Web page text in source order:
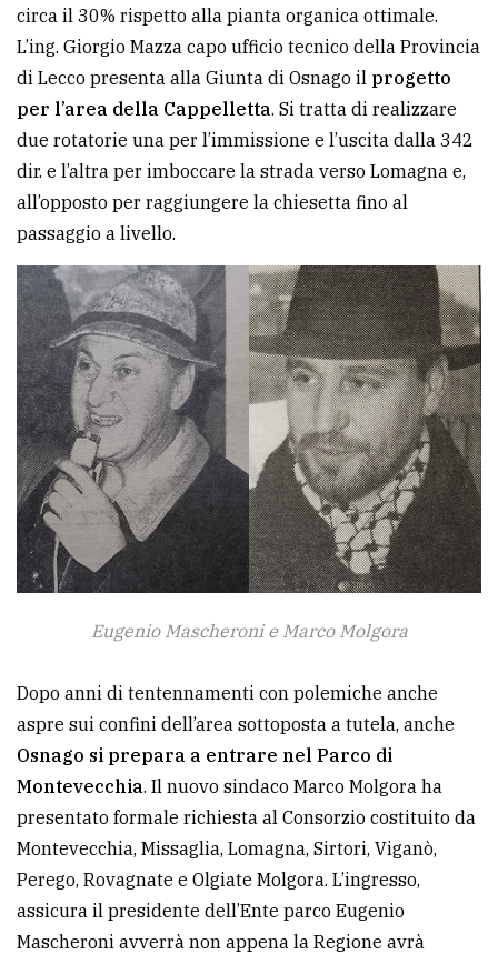
PRIVACY
Privacy
policy
Cookie
policy
circa il 30% rispetto alla pianta organica ottimale.
L’ing. Giorgio Mazza capo ufficio tecnico della Provincia
di Lecco presenta alla Giunta di Osnago il progetto
per l’area della Cappelletta. Si tratta di realizzare
due rotatorie una per l’immissione e l’uscita dalla 342
dir. e l’altra per imboccare la strada verso Lomagna e,
all’opposto per raggiungere la chiesetta fino al
passaggio a livello.
Eugenio Mascheroni e Marco Molgora
Dopo anni di tentennamenti con polemiche anche
aspre sui confini dell’area sottoposta a tutela, anche
Osnago si prepara a entrare nel Parco di
Montevecchia. Il nuovo sindaco Marco Molgora ha
presentato formale richiesta al Consorzio costituito da
Montevecchia, Missaglia, Lomagna, Sirtori, Viganò,
Perego, Rovagnate e Olgiate Molgora. L’ingresso,
assicura il presidente dell’Ente parco Eugenio
Mascheroni avverrà non appena la Regione avrà